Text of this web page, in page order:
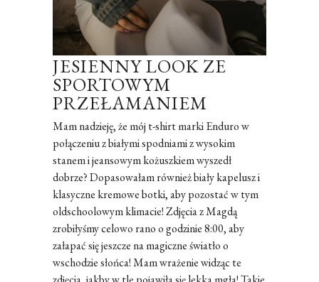
JESIENNY LOOK ZE
SPORTOWYM
PRZEŁAMANIEM
Mam nadzieję, że mój t-shirt marki Enduro w
połączeniu z białymi spodniami z wysokim
stanem i jeansowym kożuszkiem wyszedł
dobrze? Dopasowałam również biały kapelusz i
klasyczne kremowe botki, aby pozostać w tym
oldschoolowym klimacie! Zdjęcia z Magdą
zrobiłyśmy celowo rano o godzinie 8:00, aby
załapać się jeszcze na magiczne światło o
wschodzie słońca! Mam wrażenie widząc te